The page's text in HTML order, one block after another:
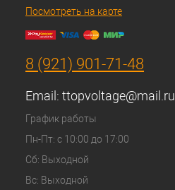
Посмотреть на карте
8 (921) 901-71-48
Email: ttopvoltage@mail.ru
График работы
Пн-Пт: с 10:00 до 17:00
Сб: Выходной
Вс: Выходной